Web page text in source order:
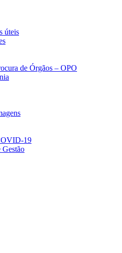
úteis
de Órgãos – OPO
19
Gestão